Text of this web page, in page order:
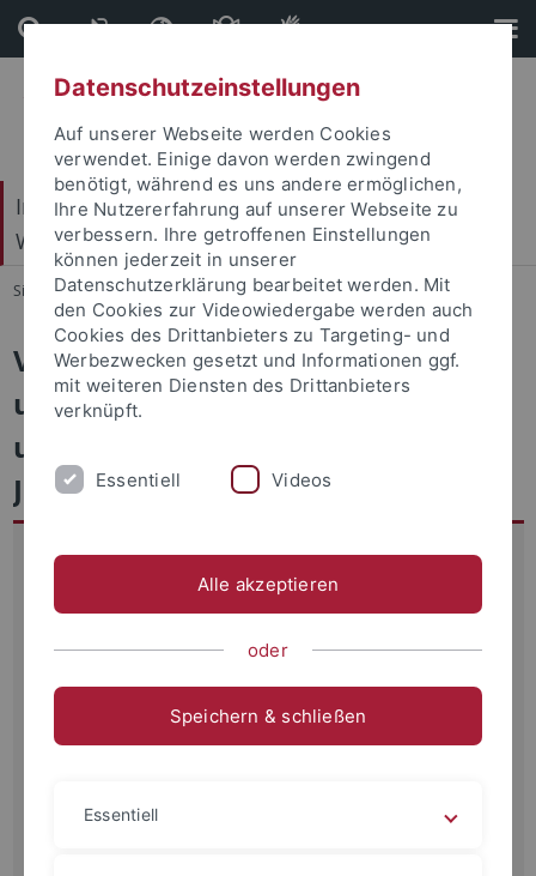
Direkt
zum
Inhalt
Direkt
zur
Fußleiste
Internationales Zentrum für Ethik in den
Wissenschaften (IZEW)
Sie sind hier: Startseite ... VITraDes
Vertrauenswürdige Information
und Transparenz zu Algorithmen
und lernenden Systemen im
Journalismus (VITraDes)
Das Projekt VITraDes thematisiert, wie die Verwendung von
KI im Journalismus transparent gekennzeichnet werden
kann, um das Vertrauen in Medien zu erhalten und die
Öffentlichkeit vor Falschinformationen zu schützen. Das
Standards für die transparente Nutzung von KI im
Journalismus zu schließen und einen Beitrag zur Stärkung
leisten. Konkret möchte das Projektteam praxisorientierte
Datenschutzeinstellungen
Auf unserer Webseite werden Cookies
verwendet. Einige davon werden zwingend
benötigt, während es uns andere ermöglichen,
Ihre Nutzererfahrung auf unserer Webseite zu
verbessern. Ihre getroffenen Einstellungen
können jederzeit in unserer
Datenschutzerklärung bearbeitet werden. Mit
den Cookies zur Videowiedergabe werden auch
Cookies des Drittanbieters zu Targeting- und
Werbezwecken gesetzt und Informationen ggf.
mit weiteren Diensten des Drittanbieters
verknüpft.
Essentiell Videos
Alle akzeptieren
oder
Speichern & schließen
Essentiell